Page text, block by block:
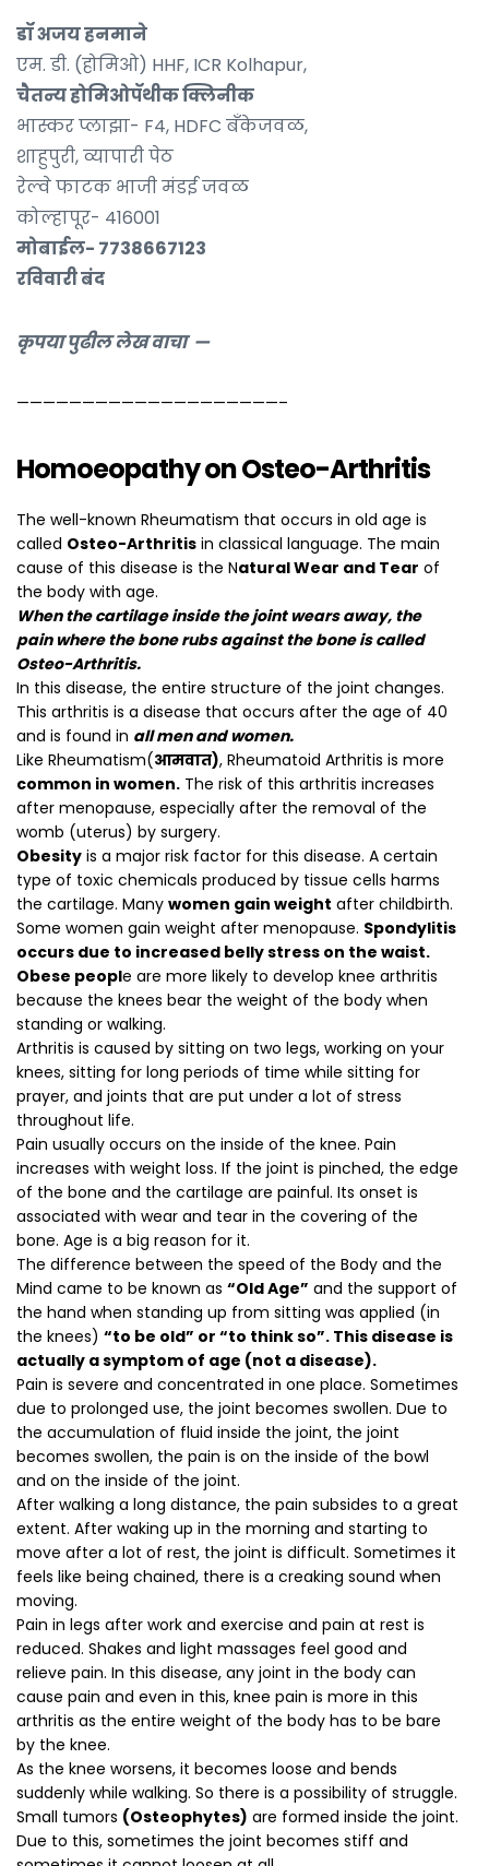
डॉ अजय हनमाने
एम. डी. (होमिओ) HHF, ICR Kolhapur,
चैतन्य होमिओपॅथीक क्लिनीक
भास्कर प्लाझा- F4, HDFC बॅंकेजवळ,
शाहुपुरी, व्यापारी पेठ
रेल्वे फाटक भाजी मंडई जवळ
कोल्हापूर- 416001
मोबाईल- 7738667123
रविवारी बंद
कृपया पुढील लेख वाचा —
————————————————————–
Homoeopathy on Osteo-Arthritis
The well-known Rheumatism that occurs in old age is
called Osteo-Arthritis in classical language. The main
cause of this disease is the Natural Wear and Tear of
the body with age.
When the cartilage inside the joint wears away, the
pain where the bone rubs against the bone is called
Osteo-Arthritis.
In this disease, the entire structure of the joint changes.
This arthritis is a disease that occurs after the age of 40
and is found in all men and women.
Like Rheumatism(आमवात), Rheumatoid Arthritis is more
common in women. The risk of this arthritis increases
after menopause, especially after the removal of the
womb (uterus) by surgery.
Obesity is a major risk factor for this disease. A certain
type of toxic chemicals produced by tissue cells harms
the cartilage. Many women gain weight after childbirth.
Some women gain weight after menopause. Spondylitis
occurs due to increased belly stress on the waist.
Obese people are more likely to develop knee arthritis
because the knees bear the weight of the body when
standing or walking.
Arthritis is caused by sitting on two legs, working on your
knees, sitting for long periods of time while sitting for
prayer, and joints that are put under a lot of stress
throughout life.
Pain usually occurs on the inside of the knee. Pain
increases with weight loss. If the joint is pinched, the edge
of the bone and the cartilage are painful. Its onset is
associated with wear and tear in the covering of the
bone. Age is a big reason for it.
The difference between the speed of the Body and the
Mind came to be known as “Old Age” and the support of
the hand when standing up from sitting was applied (in
the knees) “to be old” or “to think so”. This disease is
actually a symptom of age (not a disease).
Pain is severe and concentrated in one place. Sometimes
due to prolonged use, the joint becomes swollen. Due to
the accumulation of fluid inside the joint, the joint
becomes swollen, the pain is on the inside of the bowl
and on the inside of the joint.
After walking a long distance, the pain subsides to a great
extent. After waking up in the morning and starting to
move after a lot of rest, the joint is difficult. Sometimes it
feels like being chained, there is a creaking sound when
moving.
Pain in legs after work and exercise and pain at rest is
reduced. Shakes and light massages feel good and
relieve pain. In this disease, any joint in the body can
cause pain and even in this, knee pain is more in this
arthritis as the entire weight of the body has to be bare
by the knee.
As the knee worsens, it becomes loose and bends
suddenly while walking. So there is a possibility of struggle.
Small tumors (Osteophytes) are formed inside the joint.
Due to this, sometimes the joint becomes stiff and